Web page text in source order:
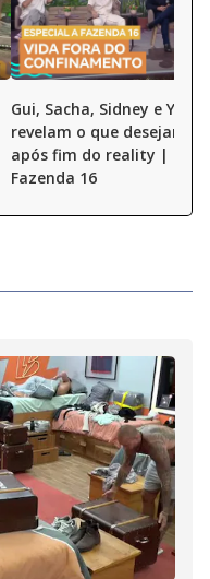
Gui, Sacha, Sidney e Yuri
revelam o que desejam
após fim do reality |
Fazenda 16